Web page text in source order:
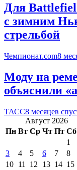
Для
с зимним
стрельбой
Чемпионат.com8
Моду на
объяснили
ТАСС8 месяцев
Август 2026
Пн Вт Ср Чт Пт Сб
1
3
4 5 6 7 8
10 11 12 13 14 15